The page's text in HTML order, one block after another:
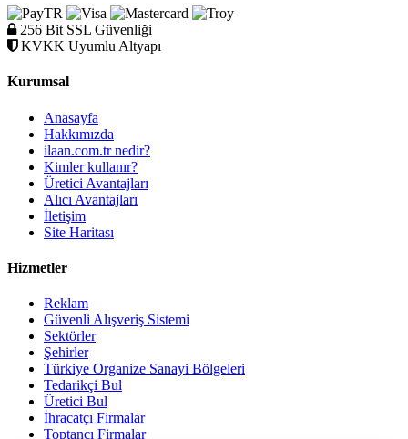
256 Bit SSL Güvenliği
KVKK Uyumlu Altyapı
Kurumsal
Anasayfa
Hakkımızda
ilaan.com.tr nedir?
Kimler kullanır?
Üretici Avantajları
Alıcı Avantajları
İletişim
Site Haritası
Hizmetler
Reklam
Güvenli Alışveriş Sistemi
Sektörler
Şehirler
Türkiye Organize Sanayi Bölgeleri
Tedarikçi Bul
Üretici Bul
İhracatçı Firmalar
Toptancı Firmalar